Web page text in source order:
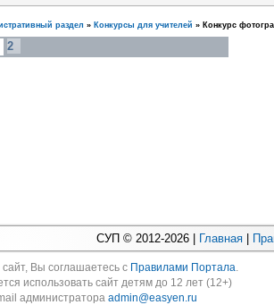
раздел » Конкурсы для учителей » Конкурс
2
СУП © 2012-2026 | Главная
cайт, Вы соглашаетесь с Правилами Портала.
использовать сайт детям до 12 лет (12+)
администратораadmin@easyen.ru